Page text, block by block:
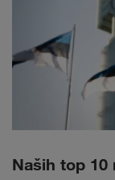
Naših top